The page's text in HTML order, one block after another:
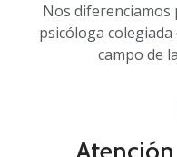
Nos diferenciamos
psicóloga
campo de